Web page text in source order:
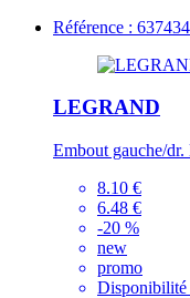
Référence : 637434
LEGRAND
Embout gauche/
8.10 €
6.48 €
-20 %
new
promo
Disponibilité